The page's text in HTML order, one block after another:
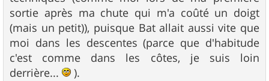
sortie après ma chute qui m'a coûté un doigt
(mais un petit)), puisque Bat allait aussi vite que
moi dans les descentes (parce que d'habitude
c'est comme dans les côtes, je suis loin
derrière...
).